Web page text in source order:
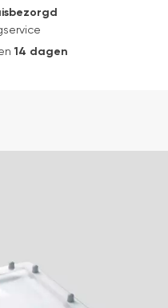
14 dagen